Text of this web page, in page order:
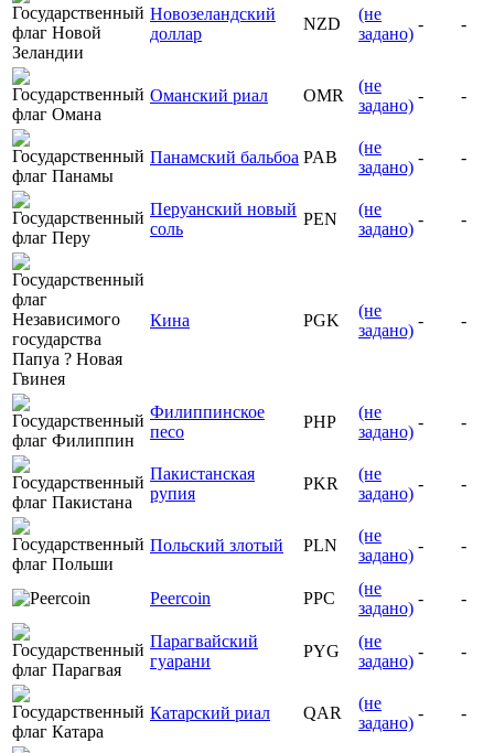
Новозеландский
доллар
NZD
(не
задано)
- -
Оманский риал OMR
(не
задано)
- -
Панамский бальбоа PAB
(не
задано)
- -
Перуанский новый
соль
PEN
(не
задано)
- -
Кина PGK
(не
задано)
- -
Филиппинское
песо
PHP
(не
задано)
- -
Пакистанская
рупия
PKR
(не
задано)
- -
Польский злотый PLN
(не
задано)
- -
Peercoin PPC
(не
задано)
- -
Парагвайский
гуарани
PYG
(не
задано)
- -
Катарский риал QAR
(не
задано)
- -